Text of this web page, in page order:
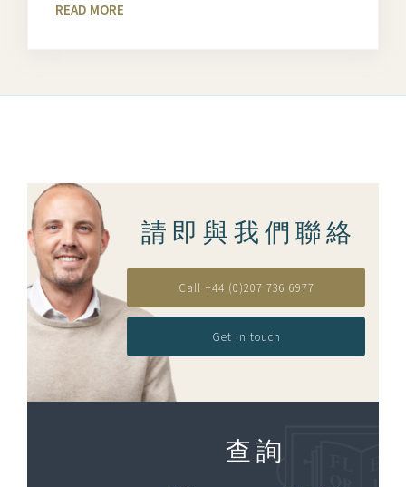
READ MORE
請 即 與 我 們 聯 絡
Call +44 (0)207 736 6977
Get in touch
查 詢